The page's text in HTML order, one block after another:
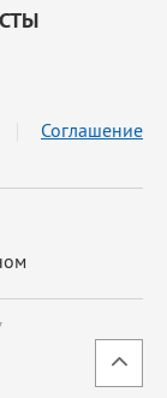
Соглашение